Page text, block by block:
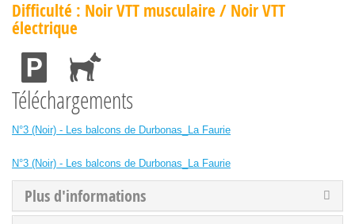
Difficulté : Noir VTT musculaire / Noir VTT
électrique
Téléchargements
N°3 (Noir) - Les balcons de Durbonas_La Faurie
N°3 (Noir) - Les balcons de Durbonas_La Faurie
Plus d'informations